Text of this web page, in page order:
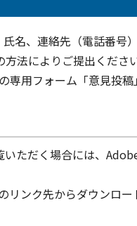
名、連絡先（電話番号
法によりご提出ください
用フォーム「意見投稿
いただく場合には、
ンク先からダウンロー